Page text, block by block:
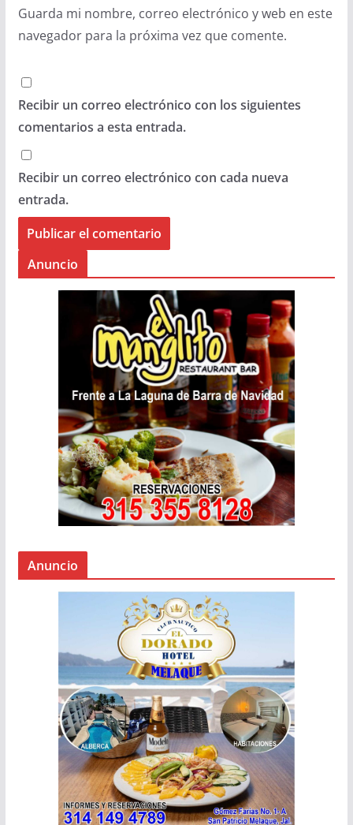
Guarda mi nombre, correo electrónico y web en este
navegador para la próxima vez que comente.
Recibir un correo electrónico con los siguientes
comentarios a esta entrada.
Recibir un correo electrónico con cada nueva
entrada.
Anuncio
Anuncio